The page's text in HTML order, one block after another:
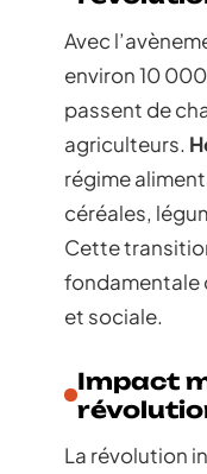
Avec
environ 10
passent de
agriculteurs.
régime
céréales,
Cette
fondamentale
et sociale.
Impact
La révolution